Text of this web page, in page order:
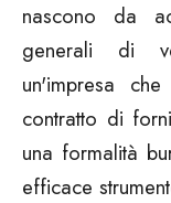
nascono da
generali di
un'impresa
contratto di
una formalità
efficace